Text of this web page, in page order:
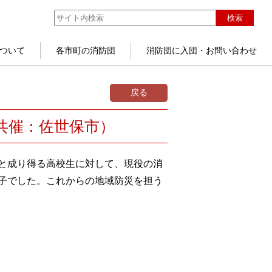
検索
いて 各市町の消防団 消防団に入団・お問い合わせ
戻る
：佐世保市）
成り得る高校生に対して、現役の消
でした。これからの地域防災を担う